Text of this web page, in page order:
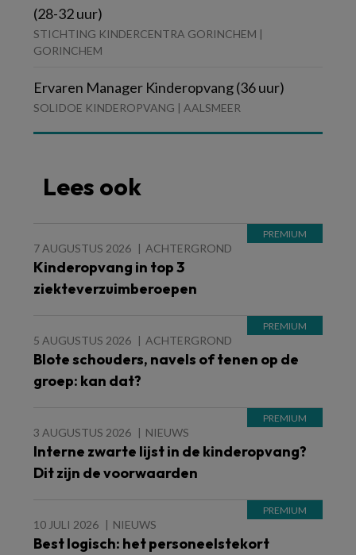
(28-32 uur)
STICHTING KINDERCENTRA GORINCHEM |
GORINCHEM
Ervaren Manager Kinderopvang (36 uur)
SOLIDOE KINDEROPVANG | AALSMEER
Lees ook
7 AUGUSTUS 2026 ACHTERGROND
Kinderopvang in top 3
ziekteverzuimberoepen
5 AUGUSTUS 2026 ACHTERGROND
Blote schouders, navels of tenen op de
groep: kan dat?
3 AUGUSTUS 2026 NIEUWS
Interne zwarte lijst in de kinderopvang?
Dit zijn de voorwaarden
10 JULI 2026 NIEUWS
Best logisch: het personeelstekort